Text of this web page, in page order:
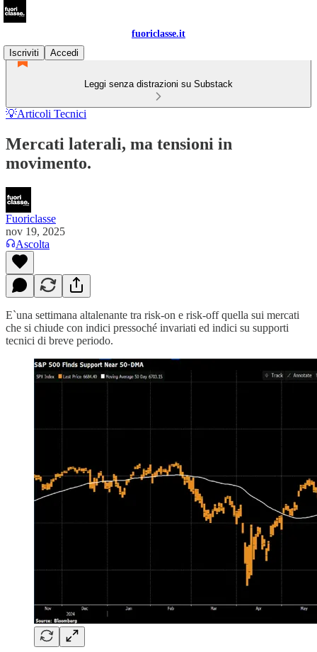
fuoriclasse.it
Iscriviti
Accedi
Leggi senza distrazioni su Substack
💡Articoli Tecnici
Mercati laterali, ma tensioni in
movimento.
Fuoriclasse
nov 19, 2025
Ascolta
E`una settimana altalenante tra risk-on e risk-off quella sui mercati
che si chiude con indici pressoché invariati ed indici su supporti
tecnici di breve periodo.